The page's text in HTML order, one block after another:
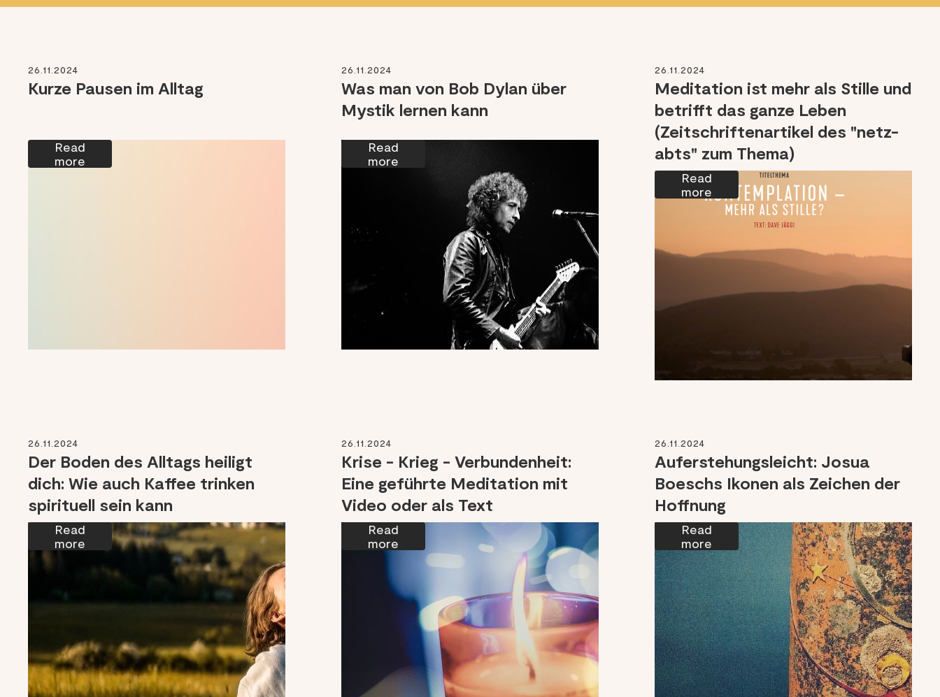
26.11.2024
Kurze Pausen im Alltag
Read
more
26.11.2024
Was man von Bob Dylan über
Mystik lernen kann
Read
more
26.11.2024
Meditation ist mehr als Stille und
betrifft das ganze Leben
(Zeitschriftenartikel des "netz-
abts" zum Thema)
Read
more
26.11.2024
Der Boden des Alltags heiligt
dich: Wie auch Kaffee trinken
spirituell sein kann
Read
more
26.11.2024
Krise - Krieg - Verbundenheit:
Eine geführte Meditation mit
Video oder als Text
Read
more
26.11.2024
Auferstehungsleicht: Josua
Boeschs Ikonen als Zeichen der
Hoffnung
Read
more